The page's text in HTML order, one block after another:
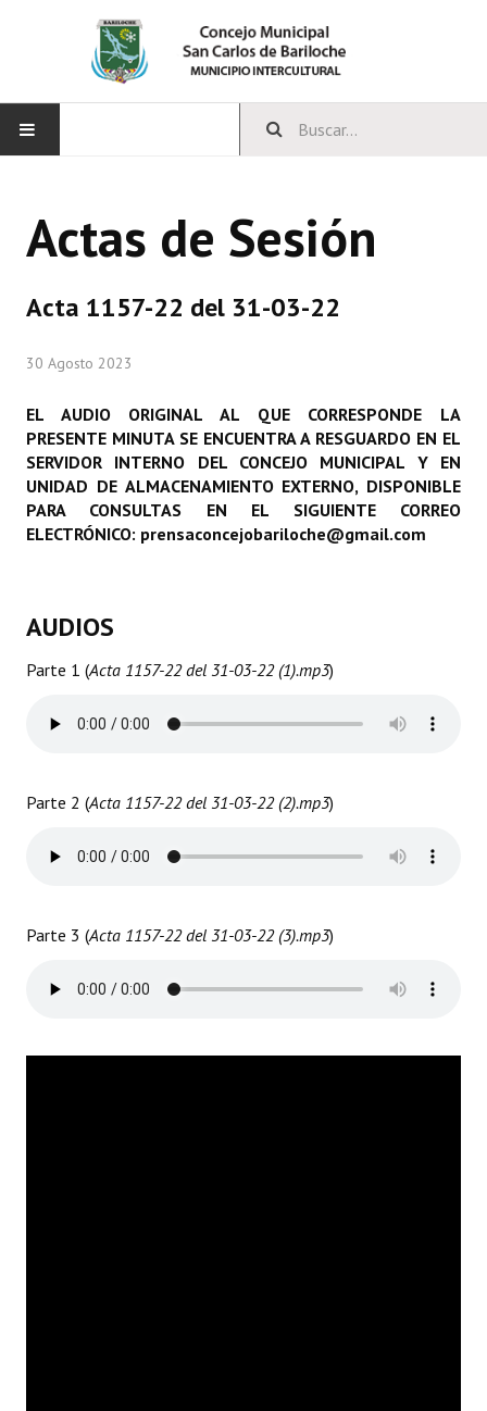
CONCEJO
Comisiones Permanentes
Comisiones Especiales
Concejales Mandato Cumplido
Programas
Informes de Gestión
Actas de Sesión
Actas de Sesión
Acta 1157-22 del 31-03-22
30 Agosto 2023
EL AUDIO ORIGINAL AL QUE CORRESPONDE LA
PRESENTE MINUTA SE ENCUENTRA A RESGUARDO EN EL
SERVIDOR INTERNO DEL CONCEJO MUNICIPAL Y EN
UNIDAD DE ALMACENAMIENTO EXTERNO, DISPONIBLE
PARA CONSULTAS EN EL SIGUIENTE CORREO
ELECTRÓNICO: prensaconcejobariloche@gmail.com
AUDIOS
Parte 1 (Acta 1157-22 del 31-03-22 (1).mp3)
Parte 2 (Acta 1157-22 del 31-03-22 (2).mp3)
Parte 3 (Acta 1157-22 del 31-03-22 (3).mp3)